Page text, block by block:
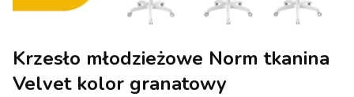
Krzesło młodzieżowe Norm tkanina
Velvet kolor granatowy